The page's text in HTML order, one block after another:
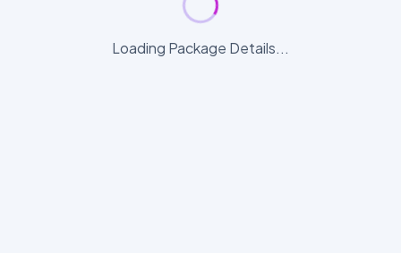
Loading Package Details...